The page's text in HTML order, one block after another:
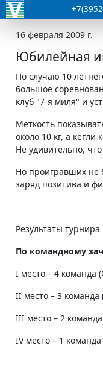
16 февраля 2009 г.
Юбилейная
По случаю 10
большое
клуб "7-я миля" и
Меткость
около 10 кг, а кегли
Не удивительно,
Но проигравших не
заряд позитива и
Результаты турнира
По командному
I место – 4 команда
II место – 3
III место – 2
IV место – 1